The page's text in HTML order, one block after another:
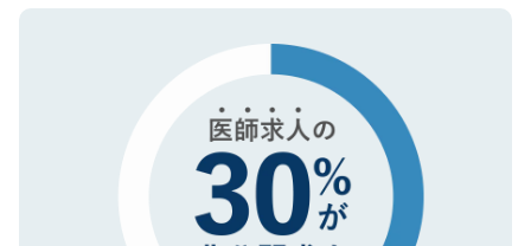
で、機密保持に関してもご安心ください。
ので、まずはご登録ください。